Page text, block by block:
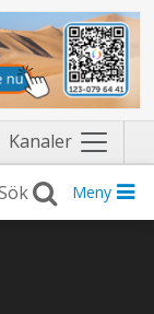
Kanaler Näytä
valikko
Meny